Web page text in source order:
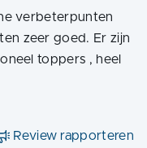
verbeterpunten
zeer goed. Er zijn
toppers , heel
Review rapporteren